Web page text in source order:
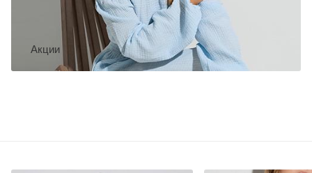
Акции